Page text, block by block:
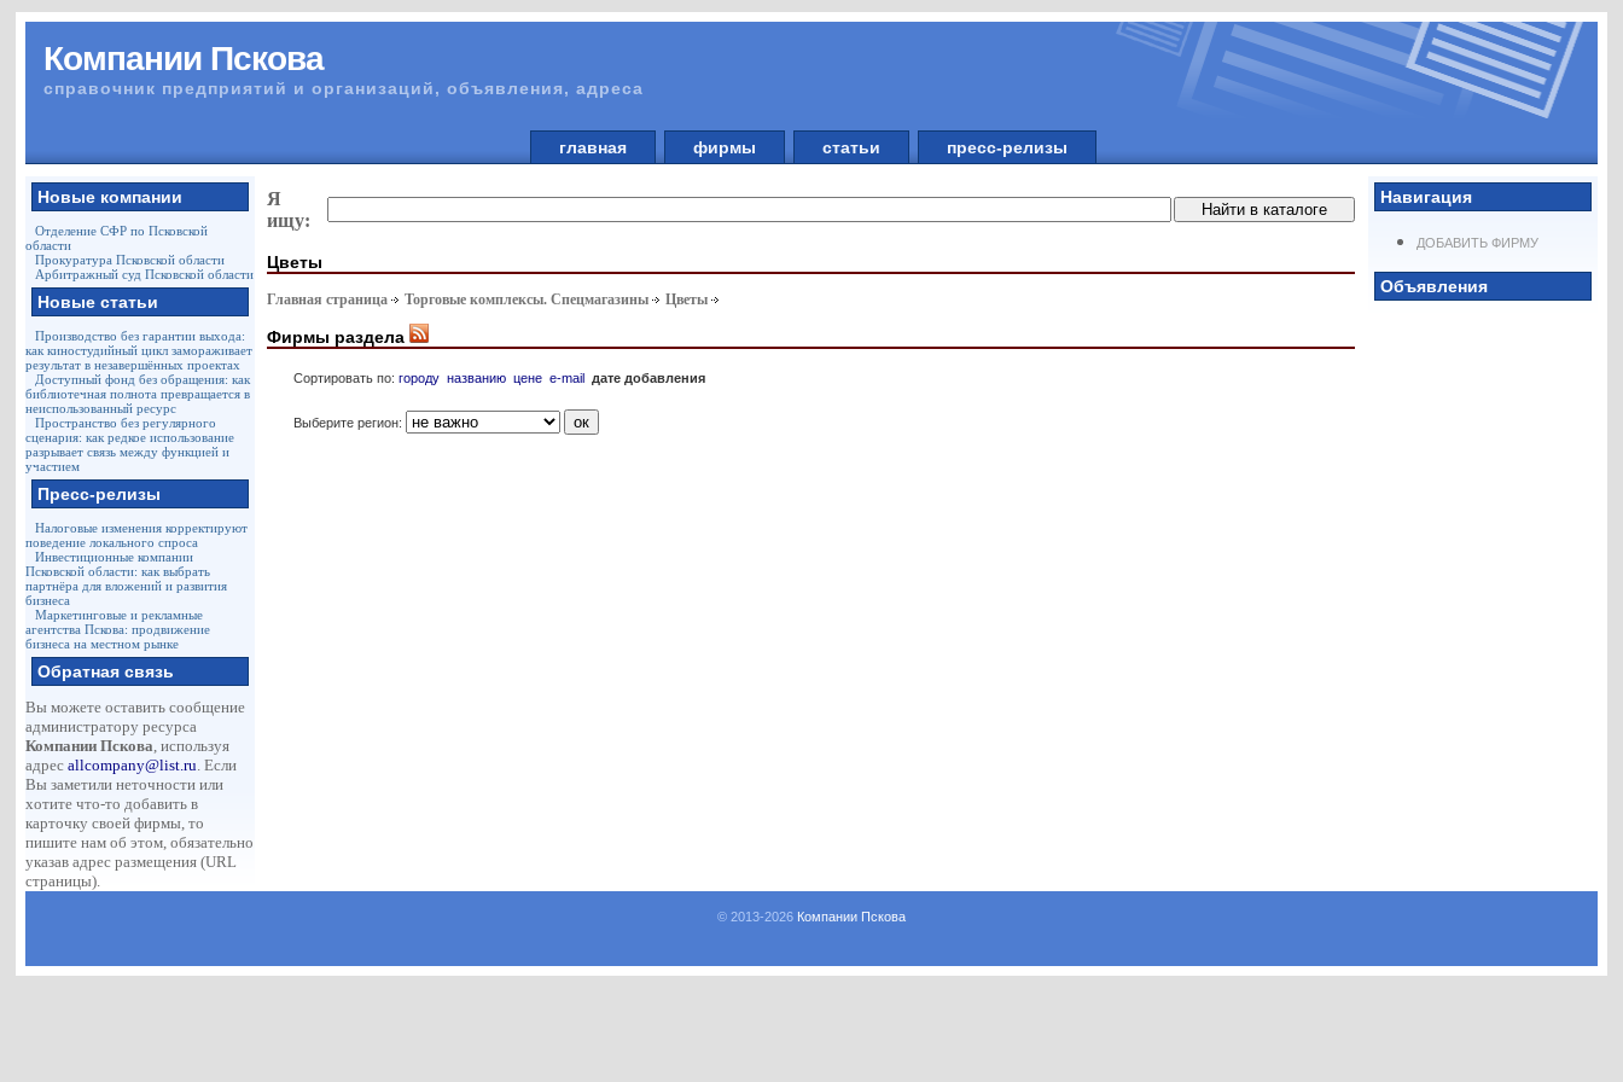
Компании Пскова
справочник предприятий и организаций, объявления, адреса
главная фирмы статьи пресс-релизы
Новые компании
Отделение СФР по Псковской
области
Прокуратура Псковской области
Арбитражный суд Псковской области
Новые статьи
Производство без гарантии выхода:
как киностудийный цикл замораживает
результат в незавершённых проектах
Доступный фонд без обращения: как
библиотечная полнота превращается в
неиспользованный ресурс
Пространство без регулярного
сценария: как редкое использование
разрывает связь между функцией и
участием
Пресс-релизы
Налоговые изменения корректируют
поведение локального спроса
Инвестиционные компании
Псковской области: как выбрать
партнёра для вложений и развития
бизнеса
Маркетинговые и рекламные
агентства Пскова: продвижение
бизнеса на местном рынке
Обратная связь
Вы можете оставить сообщение
администратору ресурса
Компании Пскова, используя
адресallcompany@list.ru. Если
Вы заметили неточности или
хотите что-то добавить в
карточку своей фирмы, то
пишите нам об этом, обязательно
указав адрес размещения (URL
страницы).
Навигация
ДОБАВИТЬ ФИРМУ
Объявления
Я
ищу:
Цветы
Главная страница Торговые комплексы. Спецмагазины Цветы
Фирмы раздела
Сортировать по:городу названию цене e-mail дате добавления
Выберите регион:
© 2013-2026 Компании Пскова